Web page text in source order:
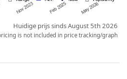
Huidige prijs sinds August 5th 2026
is not included in price tracking/graph